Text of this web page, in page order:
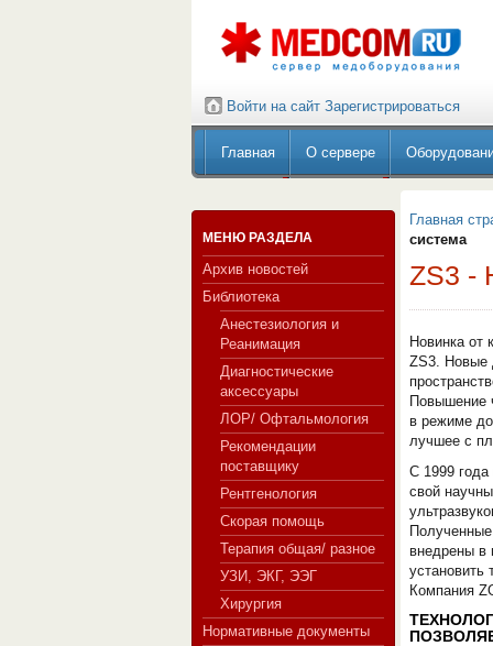
СЕРВЕР МЕДИЦИНСКОГО
Войти на сайт Зарегистрироваться
Главная О сервере
МЕНЮ РАЗДЕЛА
Архив новостей
Библиотека
Анестезиология и
Реанимация
Диагностические
аксессуары
ЛОР/ Офтальмология
Рекомендации
поставщику
Рентгенология
Скорая помощь
Терапия общая/ разное
УЗИ, ЭКГ, ЭЭГ
Хирургия
Нормативные документы
Главная
система
ZS3
Новинка от
ZS3. Новые
Повышение
в режиме
лучшее с
С 1999 года
свой
внедрены в
установить
Компания